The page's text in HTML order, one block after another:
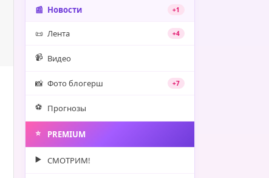
📰 Новости +1
📜 Лента +4
📹 Видео
📸 Фото блогерш +7
⚽️ Прогнозы
⭐️ PREMIUM
▶️ СМОТРИМ!